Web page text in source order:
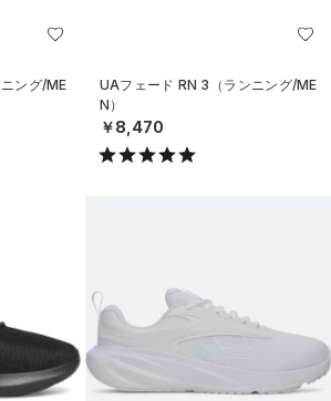
ング/ME
UAフェード RN 3（ランニング/ME
N）
￥8,470